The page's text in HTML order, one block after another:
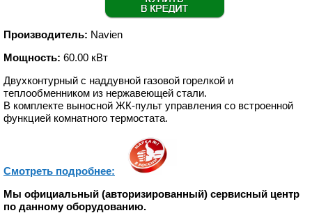
Производитель: Navien
Мощность: 60.00 кВт
Двухконтурный с наддувной газовой горелкой и
теплообменником из нержавеющей стали.
В комплекте выносной ЖК-пульт управления со встроенной
функцией комнатного термостата.
Смотреть подробнее:
Мы официальный (авторизированный) сервисный центр
по данному оборудованию.